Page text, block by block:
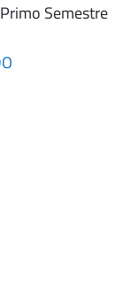
Primo Semestre